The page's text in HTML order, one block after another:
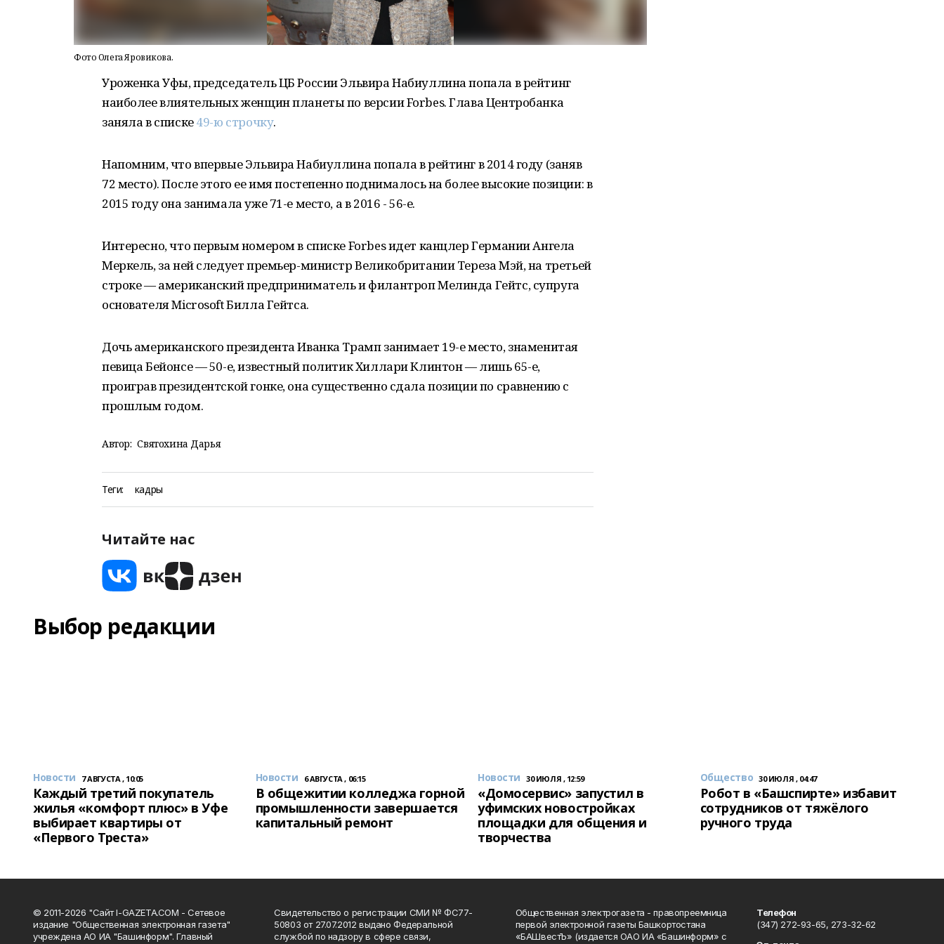
Фото Олега Яровикова.
Уроженка Уфы, председатель ЦБ России Эльвира Набиуллина попала в рейтинг
наиболее влиятельных женщин планеты по версии Forbes. Глава Центробанка
заняла в списке49-ю строчку.
Напомним, что впервые Эльвира Набиуллина попала в рейтинг в 2014 году (заняв
72 место). После этого ее имя постепенно поднималось на более высокие позиции: в
2015 году она занимала уже 71-е место, а в 2016 - 56-е.
Интересно, что первым номером в списке Forbes идет канцлер Германии Ангела
Меркель, за ней следует премьер-министр Великобритании Тереза Мэй, на третьей
строке — американский предприниматель и филантроп Мелинда Гейтс, супруга
основателя Microsoft Билла Гейтса.
Дочь американского президента Иванка Трамп занимает 19-е место, знаменитая
певица Бейонсе — 50-е, известный политик Хиллари Клинтон — лишь 65-е,
проиграв президентской гонке, она существенно сдала позиции по сравнению с
прошлым годом.
Автор: Святохина Дарья
Теги: кадры
Читайте нас
Выбор редакции
Новости 7 АВГУСТА , 10:05
Каждый третий покупатель
жилья «комфорт плюс» в Уфе
выбирает квартиры от
«Первого Треста»
Новости 6 АВГУСТА , 06:15
В общежитии колледжа горной
промышленности завершается
капитальный ремонт
Новости 30 ИЮЛЯ , 12:59
«Домосервис» запустил в
уфимских новостройках
площадки для общения и
творчества
Общество 30 ИЮЛЯ , 04:47
Робот в «Башспирте» избавит
сотрудников от тяжёлого
ручного труда
© 2011-2026 "Сайт I-GAZETA.COM - Сетевое
издание "Общественная электронная газета"
учреждена АО ИА "Башинформ". Главный
Свидетельство о регистрации СМИ № ФС77-
50803 от 27.07.2012 выдано Федеральной
службой по надзору в сфере связи,
Общественная электрогазета - правопреемница
первой электронной газеты Башкортостана
«БАШвестЪ» (издается ОАО ИА «Башинформ» с
Телефон
(347) 272-93-65, 273-32-62